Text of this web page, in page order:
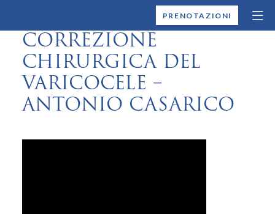
MONTALLEGROPRENOTAZIONI
CORREZIONE
CHIRURGICA DEL
VARICOCELE –
ANTONIO CASARICO